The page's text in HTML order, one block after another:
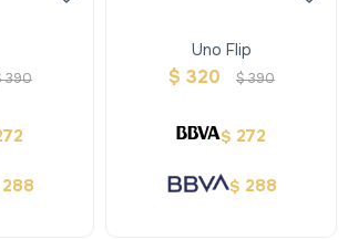
390
288
Uno Flip
$ 320 $390
$ 272
$ 288